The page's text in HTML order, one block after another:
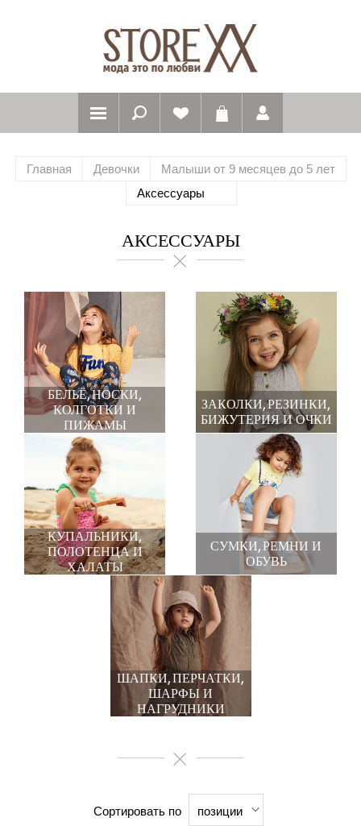
Главная Девочки
Малыши от 9 месяцев до 5 лет
Аксессуары
АКСЕССУАРЫ
БЕЛЬЁ, НОСКИ,
КОЛГОТКИ И
ПИЖАМЫ
ЗАКОЛКИ, РЕЗИНКИ,
БИЖУТЕРИЯ И ОЧКИ
КУПАЛЬНИКИ,
ПОЛОТЕНЦА И
ХАЛАТЫ
СУМКИ, РЕМНИ И
ОБУВЬ
ШАПКИ, ПЕРЧАТКИ,
ШАРФЫ И
НАГРУДНИКИ
Сортировать по позиции